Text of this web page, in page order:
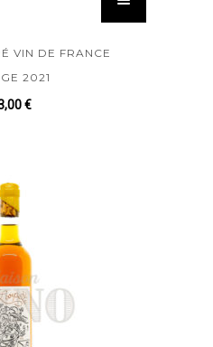
VIN DE FRANCE
2021
€